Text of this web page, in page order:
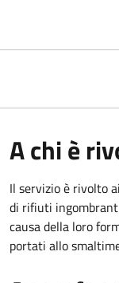
A chi è
Il servizio è rivolto
di rifiuti
causa della loro
portati allo